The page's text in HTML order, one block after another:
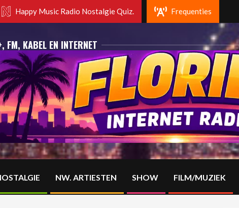
radio. Florida radio Rotterdam. Fm 102.2 Mhz en op DAB+
Happy Music Radio Nostalgie Quiz. Frequenties
FM, KABEL EN INTERNET
NW. ARTIESTEN SHOW FILM/MUZIEK